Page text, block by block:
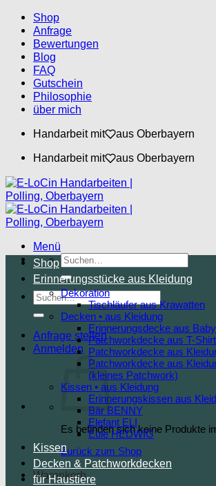
Zum
Inhalt
springen
Shop
Anfrage
Bewertungen
Blog
FAQ
Gutschein
Philosophie
über mich
Handarbeit mit
aus Oberbayern
Handarbeit mit
aus Oberbayern
Menü
Suchen
nach:
Suchen
nach:
Anfrage stellen
Anmelden
Es befinden sich keine Produkte
Zurück zum Shop
Warenkorb
Shop
Erinnerungsstücke aus Kleidung
Dekoration
Tischläufer aus Krawatten
Decken • aus Kleidung
Erinnerungsdecke aus
Patchworkdecke aus T-
Patchworkdecke aus
Patchworkdecke aus
(kleines Patchwork)
Kissen • aus Kleidung
Erinnerungskissen aus
Bär BENNY
Elefant ELI
Eule HEDWIG
Kissen
Decken & Patchworkdecken
für Haustiere